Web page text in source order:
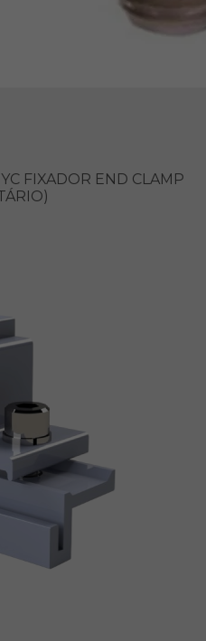
FIXADOR END CLAMP